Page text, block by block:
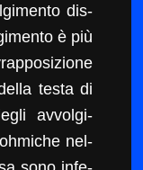
dis­
è più
tes­ta di
avvol­gi­
nel­